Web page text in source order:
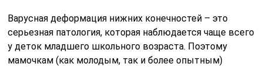
Варусная деформация нижних конечностей – это
серьезная патология, которая наблюдается чаще всего
у деток младшего школьного возраста. Поэтому
мамочкам (как молодым, так и более опытным)